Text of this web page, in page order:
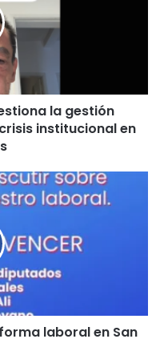
la gestión
institucional en
laboral en San